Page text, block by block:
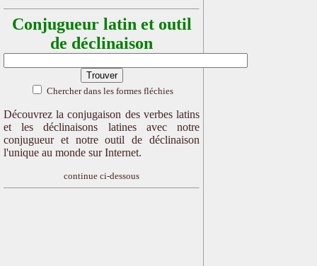
Conjugueur latin et outil
de déclinaison
Chercher dans les formes fléchies
Découvrez la conjugaison des verbes latins
et les déclinaisons latines avec notre
conjugueur et notre outil de déclinaison
l'unique au monde sur Internet.
continue ci-dessous